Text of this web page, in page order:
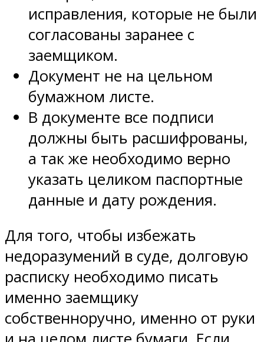
исправления, которые не были
согласованы заранее с
заемщиком.
Документ не на цельном
бумажном листе.
В документе все подписи
должны быть расшифрованы,
а так же необходимо верно
указать целиком паспортные
данные и дату рождения.
Для того, чтобы избежать
недоразумений в суде, долговую
расписку необходимо писать
именно заемщику
собственноручно, именно от руки